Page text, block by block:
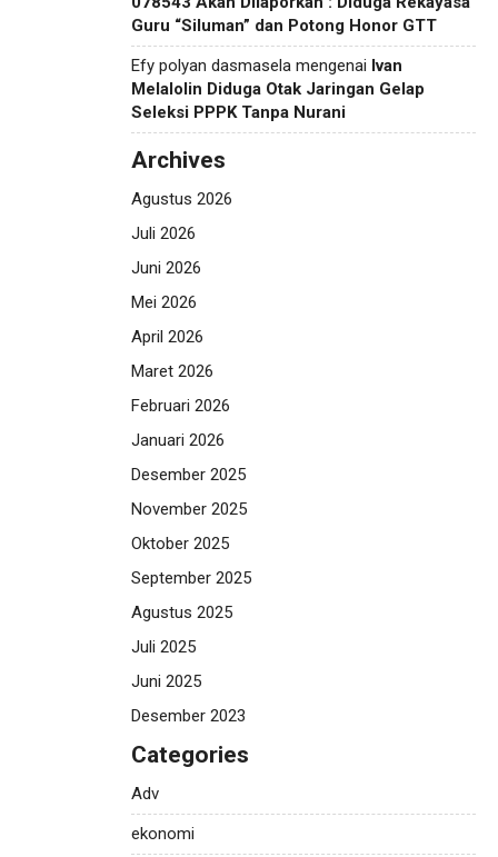
Guru “Siluman” dan Potong Honor GTT
Efy polyan dasmasela mengenai Ivan
Melalolin Diduga Otak Jaringan Gelap
Seleksi PPPK Tanpa Nurani
Archives
Agustus 2026
Juli 2026
Juni 2026
Mei 2026
April 2026
Maret 2026
Februari 2026
Januari 2026
Desember 2025
November 2025
Oktober 2025
September 2025
Agustus 2025
Juli 2025
Juni 2025
Desember 2023
Categories
Adv
ekonomi